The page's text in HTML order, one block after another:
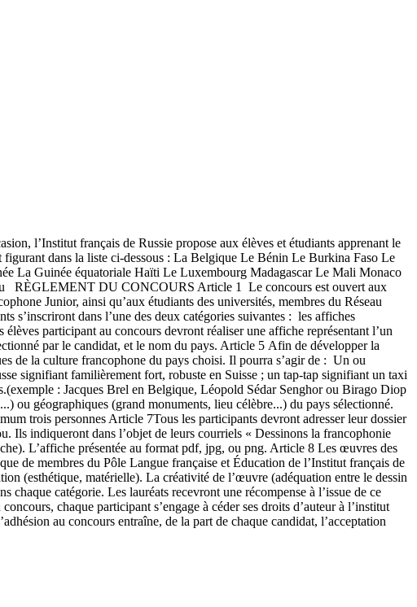
l’Institut français de Russie propose aux élèves et étudiants apprenant le
dans la liste ci-dessous : La Belgique Le Bénin Le Burkina Faso Le
La Guinée équatoriale Haïti Le Luxembourg Madagascar Le Mali Monaco
RÈGLEMENT DU CONCOURS Article 1 Le concours est ouvert aux
Junior, ainsi qu’aux étudiants des universités, membres du Réseau
s’inscriront dans l’une des deux catégories suivantes : les affiches
participant au concours devront réaliser une affiche représentant l’un
par le candidat, et le nom du pays. Article 5 Afin de développer la
de la culture francophone du pays choisi. Il pourra s’agir de : Un ou
signifiant familièrement fort, robuste en Suisse ; un tap-tap signifiant un taxi
: Jacques Brel en Belgique, Léopold Sédar Senghor ou Birago Diop
ou géographiques (grand monuments, lieu célèbre...) du pays sélectionné.
trois personnes Article 7Tous les participants devront adresser leur dossier
Ils indiqueront dans l’objet de leurs courriels « Dessinons la francophonie
L’affiche présentée au format pdf, jpg, ou png. Article 8 Les œuvres des
de membres du Pôle Langue française et Éducation de l’Institut français de
(esthétique, matérielle). La créativité de l’œuvre (adéquation entre le dessin
catégorie. Les lauréats recevront une récompense à l’issue de ce
chaque participant s’engage à céder ses droits d’auteur à l’institut
au concours entraîne, de la part de chaque candidat, l’acceptation